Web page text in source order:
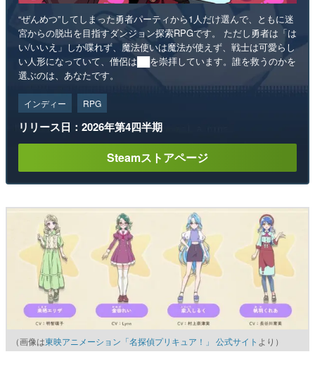
“ぜんめつ”してしまった勇者パーティから1人だけ選んで、ともに迷
宮からの脱出を目指すダンジョン探索RPGです。 ただし勇者は「は
い/いいえ」しか喋れず、魔法使いは魔法が使えず、戦士は可愛らし
い人形になっていて、僧侶は██を崇拝しています。誰を救うのかを
選ぶのは、あなたです。
インディー RPG
リリース日：2026年第4四半期
Steamストアページ
（画像は東映アニメーション「名探偵プリキュア！」 公式サイト より）